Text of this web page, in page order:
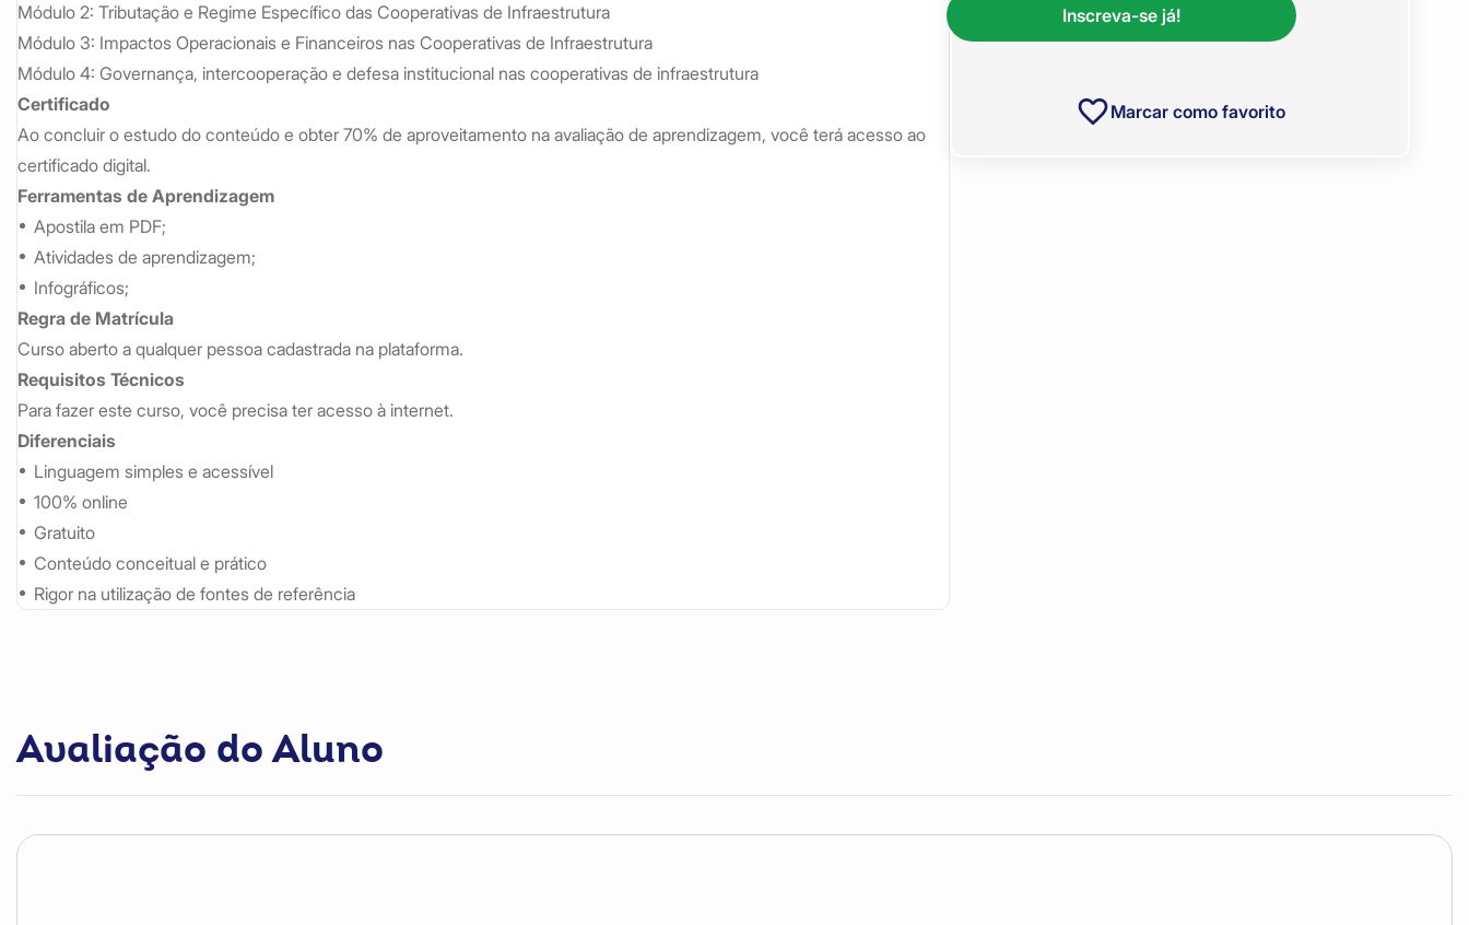
Módulo 2: Tributação e Regime Específico das Cooperativas de Infraestrutura
Módulo 3: Impactos Operacionais e Financeiros nas Cooperativas de Infraestrutura
Módulo 4: Governança, intercooperação e defesa institucional nas cooperativas de infraestrutura
Certificado
Ao concluir o estudo do conteúdo e obter 70% de aproveitamento na avaliação de aprendizagem, você terá acesso ao
certificado digital.
Ferramentas de Aprendizagem
Apostila em PDF;
Atividades de aprendizagem;
Infográficos;
Regra de Matrícula
Curso aberto a qualquer pessoa cadastrada na plataforma.
Requisitos Técnicos
Para fazer este curso, você precisa ter acesso à internet.
Diferenciais
Linguagem simples e acessível
100% online
Gratuito
Conteúdo conceitual e prático
Rigor na utilização de fontes de referência
Inscreva-se já!
Marcar como favorito
Avaliação do Aluno